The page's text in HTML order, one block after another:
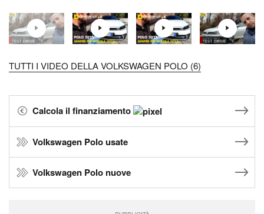
TUTTI I VIDEO DELLA VOLKSWAGEN POLO (6)
Calcola il finanziamento
Volkswagen Polo usate
Volkswagen Polo nuove